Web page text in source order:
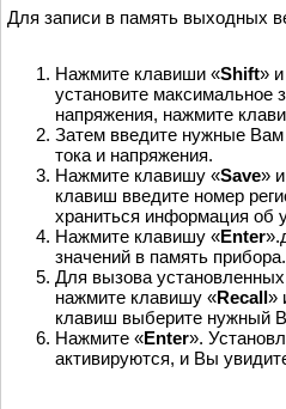
Для записи в память выходных
Нажмите клавиши «Shift»
установите максимальное
напряжения, нажмите
Затем введите нужные
тока и напряжения.
Нажмите клавишу «Save»
клавиш введите номер
храниться информация об
Нажмите клавишу «Enter
значений в память прибора.
Для вызова
нажмите клавишу «Recall»
клавиш выберите нужный
Нажмите «Enter».
активируются, и Вы